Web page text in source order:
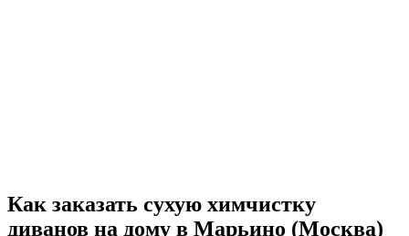
Как заказать сухую химчистку
диванов на дому в Марьино (Москва)